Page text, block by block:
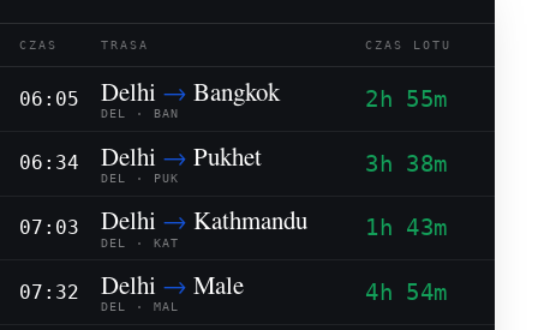
CZAS TRASA CZAS LOTU
06:05 Delhi → Bangkok
DEL · BAN
2h 55m
06:34 Delhi → Pukhet
DEL · PUK
3h 38m
07:03 Delhi → Kathmandu
DEL · KAT
1h 43m
07:32 Delhi → Male
DEL · MAL
4h 54m